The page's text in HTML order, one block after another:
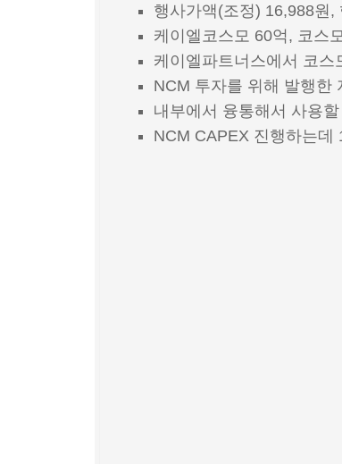
행사가액(조정) 16,988원
케이엘코스모 60억, 코스
케이엘파트너스에서 코
NCM 투자를 위해 발행한
내부에서 융통해서 사용
NCM CAPEX 진행하는데